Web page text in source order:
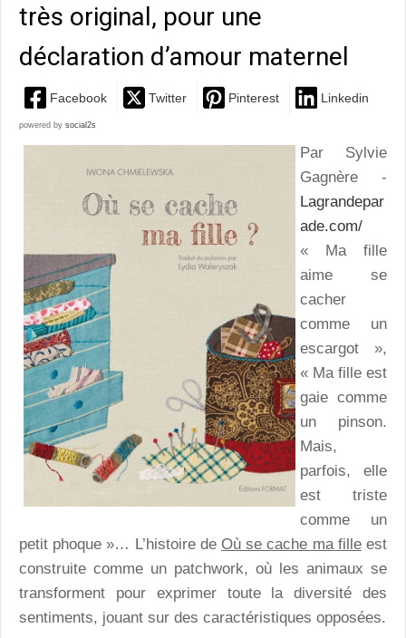
très original, pour une
déclaration d’amour maternel
Facebook Twitter Pinterest Linkedin
powered by social2s
Par Sylvie
Gagnère -
Lagrandepar
ade.com/
« Ma fille
aime se
cacher
comme un
escargot »,
« Ma fille est
gaie comme
un pinson.
Mais,
parfois, elle
est triste
comme un
petit phoque »… L’histoire de Où se cache ma filleest
construite comme un patchwork, où les animaux se
transforment pour exprimer toute la diversité des
sentiments, jouant sur des caractéristiques opposées.